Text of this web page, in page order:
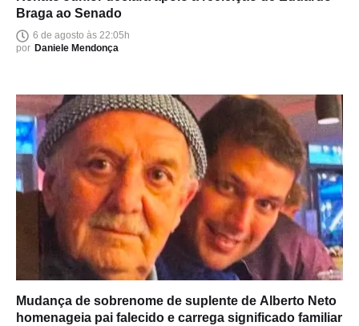
Braga ao Senado
6 de agosto às 22:05h
por Daniele Mendonça
Mudança de sobrenome de suplente de Alberto Neto
homenageia pai falecido e carrega significado familiar